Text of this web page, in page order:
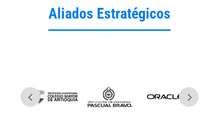
Aliados Estratégicos